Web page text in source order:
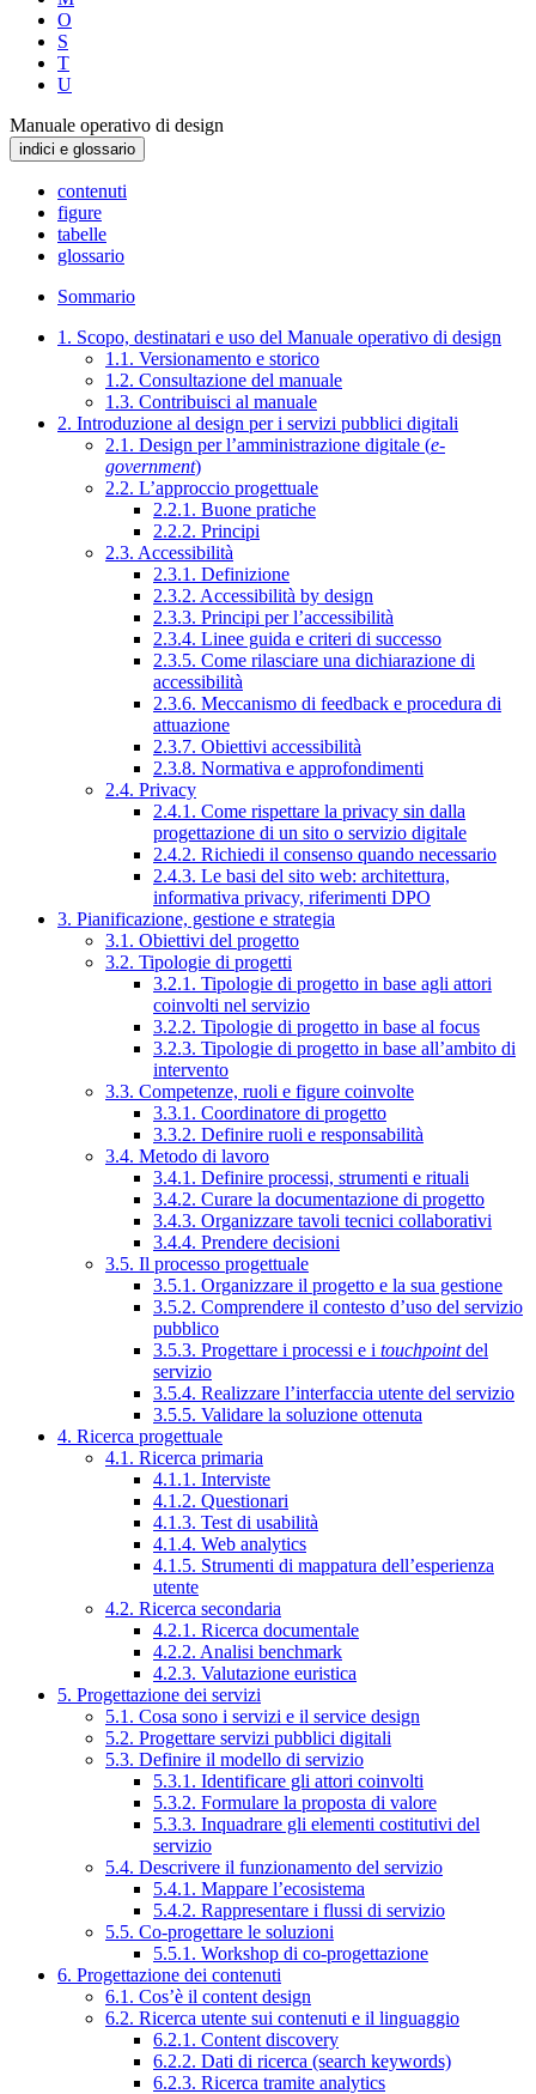
O
S
T
U
Manuale operativo di design
indici e glossario
contenuti
figure
tabelle
glossario
Sommario
1. Scopo, destinatari e uso del Manuale operativo di design
1.1. Versionamento e storico
1.2. Consultazione del manuale
1.3. Contribuisci al manuale
2. Introduzione al design per i servizi pubblici digitali
2.1. Design per l’amministrazione digitale (e-
government)
2.2. L’approccio progettuale
2.2.1. Buone pratiche
2.2.2. Principi
2.3. Accessibilità
2.3.1. Definizione
2.3.2. Accessibilità by design
2.3.3. Principi per l’accessibilità
2.3.4. Linee guida e criteri di successo
2.3.5. Come rilasciare una dichiarazione di
accessibilità
2.3.6. Meccanismo di feedback e procedura di
attuazione
2.3.7. Obiettivi accessibilità
2.3.8. Normativa e approfondimenti
2.4. Privacy
2.4.1. Come rispettare la privacy sin dalla
progettazione di un sito o servizio digitale
2.4.2. Richiedi il consenso quando necessario
2.4.3. Le basi del sito web: architettura,
informativa privacy, riferimenti DPO
3. Pianificazione, gestione e strategia
3.1. Obiettivi del progetto
3.2. Tipologie di progetti
3.2.1. Tipologie di progetto in base agli attori
coinvolti nel servizio
3.2.2. Tipologie di progetto in base al focus
3.2.3. Tipologie di progetto in base all’ambito di
intervento
3.3. Competenze, ruoli e figure coinvolte
3.3.1. Coordinatore di progetto
3.3.2. Definire ruoli e responsabilità
3.4. Metodo di lavoro
3.4.1. Definire processi, strumenti e rituali
3.4.2. Curare la documentazione di progetto
3.4.3. Organizzare tavoli tecnici collaborativi
3.4.4. Prendere decisioni
3.5. Il processo progettuale
3.5.1. Organizzare il progetto e la sua gestione
3.5.2. Comprendere il contesto d’uso del servizio
pubblico
3.5.3. Progettare i processi e i touchpointdel
servizio
3.5.4. Realizzare l’interfaccia utente del servizio
3.5.5. Validare la soluzione ottenuta
4. Ricerca progettuale
4.1. Ricerca primaria
4.1.1. Interviste
4.1.2. Questionari
4.1.3. Test di usabilità
4.1.4. Web analytics
4.1.5. Strumenti di mappatura dell’esperienza
utente
4.2. Ricerca secondaria
4.2.1. Ricerca documentale
4.2.2. Analisi benchmark
4.2.3. Valutazione euristica
5. Progettazione dei servizi
5.1. Cosa sono i servizi e il service design
5.2. Progettare servizi pubblici digitali
5.3. Definire il modello di servizio
5.3.1. Identificare gli attori coinvolti
5.3.2. Formulare la proposta di valore
5.3.3. Inquadrare gli elementi costitutivi del
servizio
5.4. Descrivere il funzionamento del servizio
5.4.1. Mappare l’ecosistema
5.4.2. Rappresentare i flussi di servizio
5.5. Co-progettare le soluzioni
5.5.1. Workshop di co-progettazione
6. Progettazione dei contenuti
6.1. Cos’è il content design
6.2. Ricerca utente sui contenuti e il linguaggio
6.2.1. Content discovery
6.2.2. Dati di ricerca (search keywords)
6.2.3. Ricerca tramite analytics